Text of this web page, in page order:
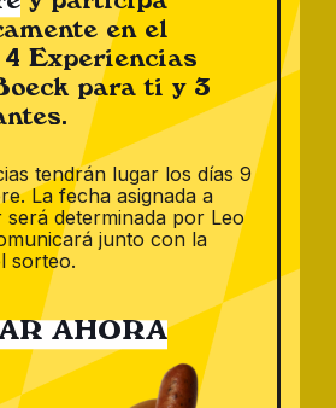
y bacon
were found
your selection.
en el
Experiencias
para ti y 3
tendrán lugar los días 9
La fecha asignada a
será determinada por Leo
junto con la
sorteo.
AHORA